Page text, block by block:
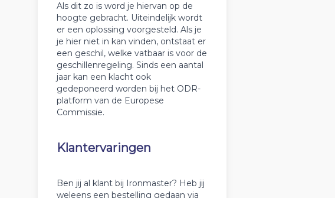
Als dit zo is word je hiervan op de
hoogte gebracht. Uiteindelijk wordt
er een oplossing voorgesteld. Als je
je hier niet in kan vinden, ontstaat er
een geschil, welke vatbaar is voor de
geschillenregeling. Sinds een aantal
jaar kan een klacht ook
gedeponeerd worden bij het ODR-
platform van de Europese
Commissie.
Klantervaringen
Ben jij al klant bij Ironmaster? Heb jij
weleens een bestelling gedaan via